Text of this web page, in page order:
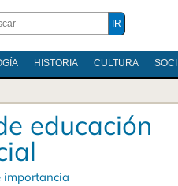
HISTORIA CULTURA
educación
importancia